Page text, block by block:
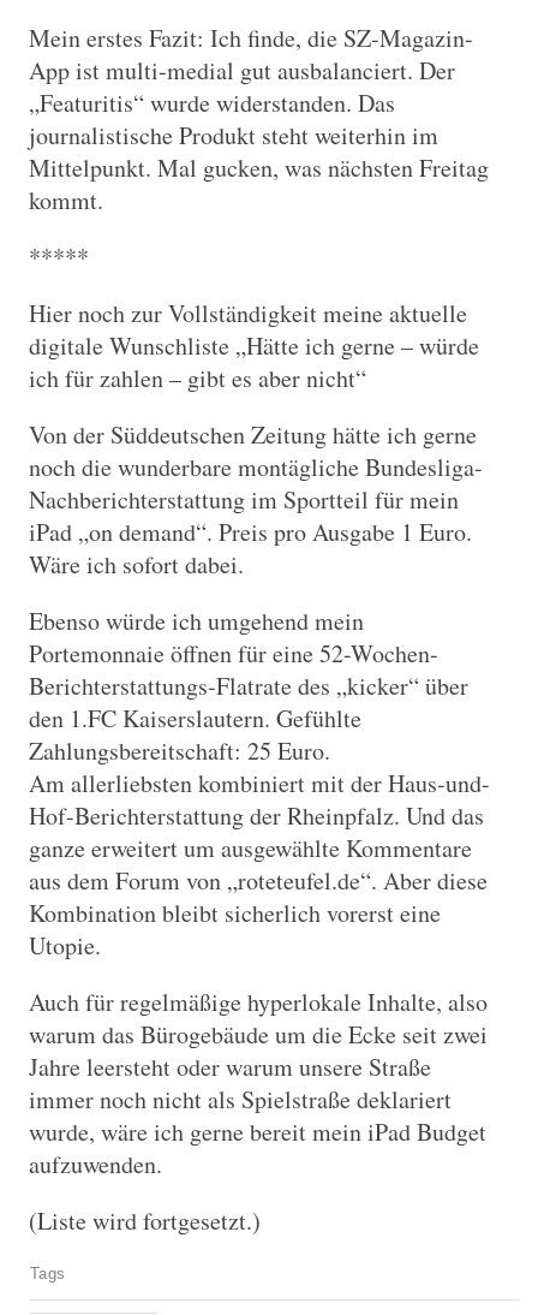
Mein erstes Fazit: Ich finde, die SZ-Magazin-
App ist multi-medial gut ausbalanciert. Der
„Featuritis“ wurde widerstanden. Das
journalistische Produkt steht weiterhin im
Mittelpunkt. Mal gucken, was nächsten Freitag
kommt.
*****
Hier noch zur Vollständigkeit meine aktuelle
digitale Wunschliste „Hätte ich gerne – würde
ich für zahlen – gibt es aber nicht“
Von der Süddeutschen Zeitung hätte ich gerne
noch die wunderbare montägliche Bundesliga-
Nachberichterstattung im Sportteil für mein
iPad „on demand“. Preis pro Ausgabe 1 Euro.
Wäre ich sofort dabei.
Ebenso würde ich umgehend mein
Portemonnaie öffnen für eine 52-Wochen-
Berichterstattungs-Flatrate des „kicker“ über
den 1.FC Kaiserslautern. Gefühlte
Zahlungsbereitschaft: 25 Euro.
Am allerliebsten kombiniert mit der Haus-und-
Hof-Berichterstattung der Rheinpfalz. Und das
ganze erweitert um ausgewählte Kommentare
aus dem Forum von „roteteufel.de“. Aber diese
Kombination bleibt sicherlich vorerst eine
Utopie.
Auch für regelmäßige hyperlokale Inhalte, also
warum das Bürogebäude um die Ecke seit zwei
Jahre leersteht oder warum unsere Straße
immer noch nicht als Spielstraße deklariert
wurde, wäre ich gerne bereit mein iPad Budget
aufzuwenden.
(Liste wird fortgesetzt.)
Tags